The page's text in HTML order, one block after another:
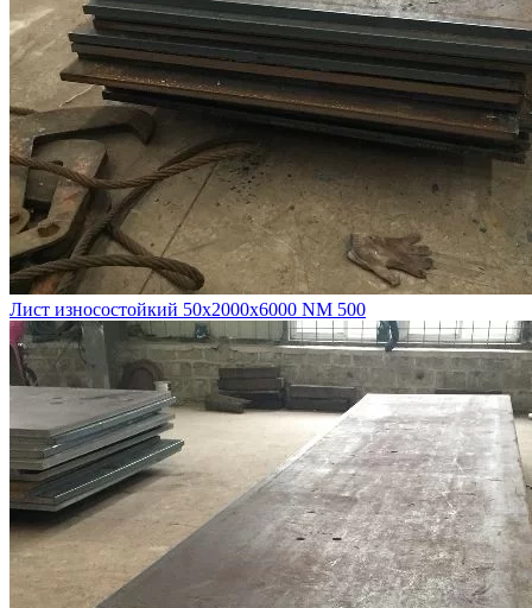
Лист износостойкий 50х2000х6000 NM 500